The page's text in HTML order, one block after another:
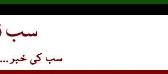
سب
سب کی خبر